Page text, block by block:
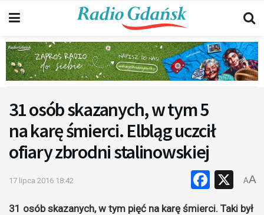
31 osób skazanych, w tym 5
na karę śmierci. Elbląg uczcił
ofiary zbrodni stalinowskiej
17 lipca 2016 18:42 X
AA
31 osób skazanych, w tym pięć na karę śmierci. Taki był